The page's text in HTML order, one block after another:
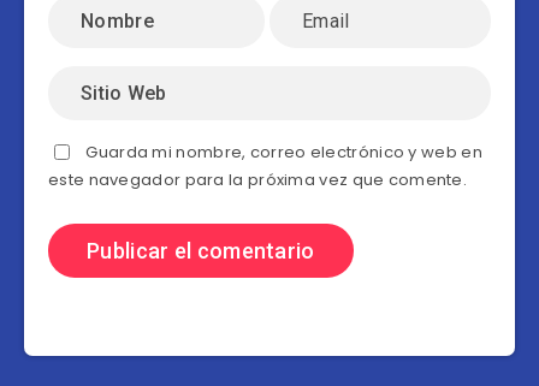
Guarda mi nombre, correo electrónico y web en
este navegador para la próxima vez que comente.